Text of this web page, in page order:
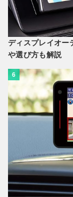
ディスプレイオー
や選び方も解説
6